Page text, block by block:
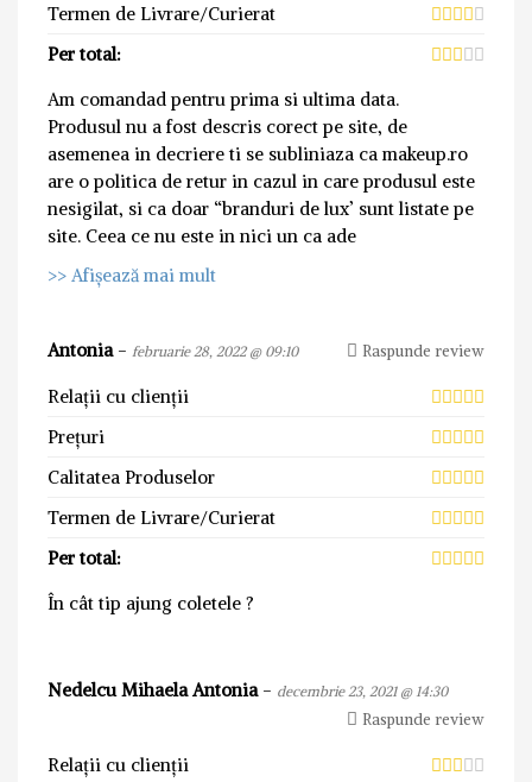
Termen de Livrare/Curierat
Per total:
Am comandad pentru prima si ultima data.
Produsul nu a fost descris corect pe site, de
asemenea in decriere ti se subliniaza ca makeup.ro
are o politica de retur in cazul in care produsul este
nesigilat, si ca doar “branduri de lux’ sunt listate pe
site. Ceea ce nu este in nici un ca ade
>> Afișează mai mult
Antonia- februarie 28, 2022 @ 09:10 Raspunde review
Relații cu clienții
Prețuri
Calitatea Produselor
Termen de Livrare/Curierat
Per total:
În cât tip ajung coletele ?
Nedelcu Mihaela Antonia- decembrie 23, 2021 @ 14:30
Raspunde review
Relații cu clienții